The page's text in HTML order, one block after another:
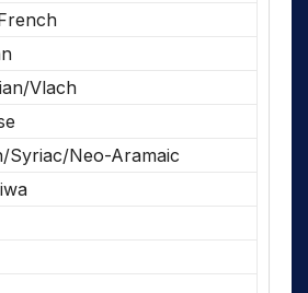
Vlach
Syriac/Neo-Aramaic